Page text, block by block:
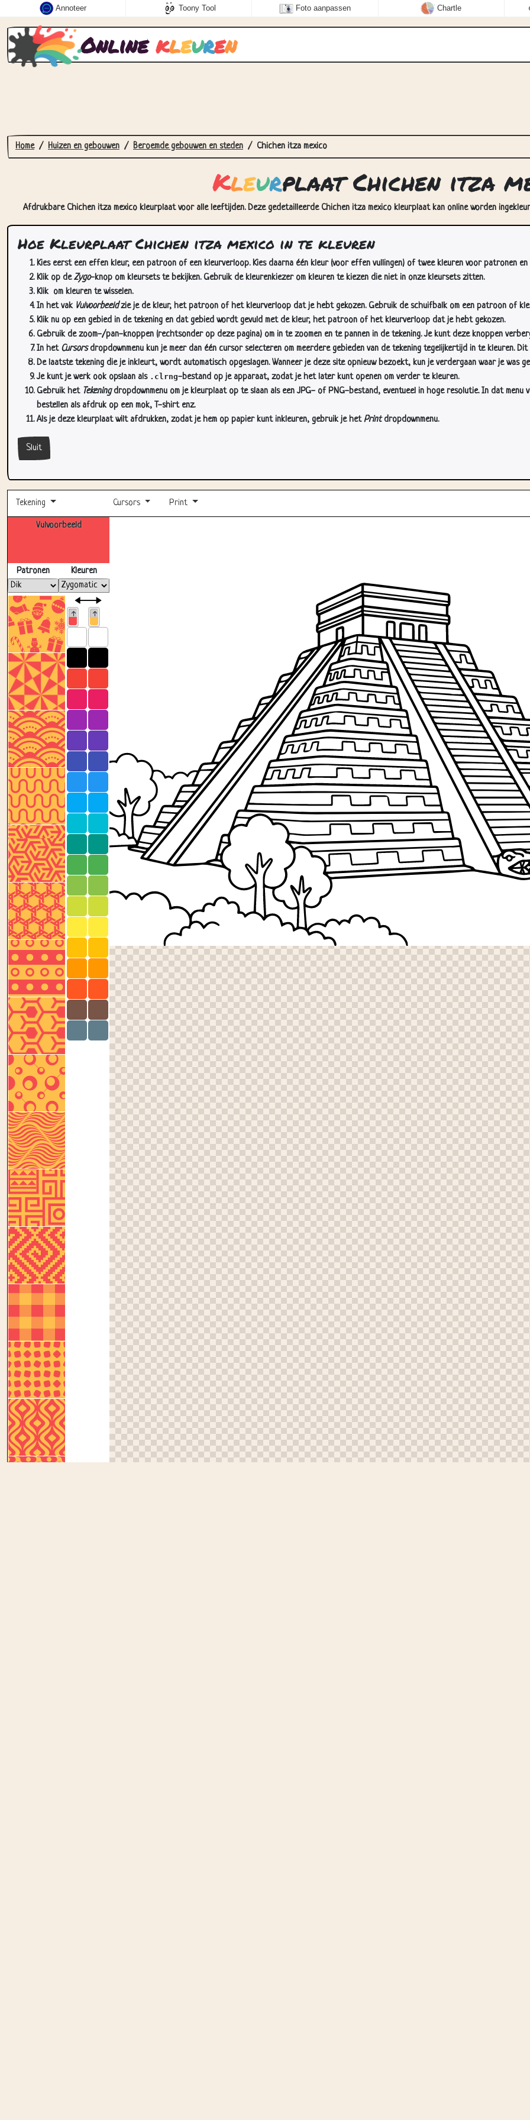
Annoteer Toony Tool Foto aanpassen Chartle
Online kleuren
Home Huizen en gebouwen Beroemde gebouwen en steden Chichen itza mexico
Kleurplaat Chichen itza
Afdrukbare Chichen itza mexico kleurplaat voor alle leeftijden. Deze gedetailleerde Chichen itza mexico kleurplaat kan online worden
Hoe Kleurplaat Chichen itza mexico in te kleuren
Kies eerst een effen kleur, een patroon of een kleurverloop. Kies daarna één kleur (voor effen vullingen) of twee kleuren voor patronen en
Klik op deZygo-knop om kleursets te bekijken. Gebruik de kleurenkiezer om kleuren te kiezen die niet in onze kleursets zitten.
Klik om kleuren te wisselen.
In het vak Vulvoorbeeldzie je de kleur, het patroon of het kleurverloop dat je hebt gekozen. Gebruik de schuifbalk om een patroon of
Klik nu op een gebied in de tekening en dat gebied wordt gevuld met de kleur, het patroon of het kleurverloop dat je hebt gekozen.
Gebruik de zoom-/pan-knoppen (rechtsonder op deze pagina) om in te zoomen en te pannen in de tekening. Je kunt deze knoppen
In het Cursorsdropdownmenu kun je meer dan één cursor selecteren om meerdere gebieden van de tekening tegelijkertijd in te kleuren. Dit
De laatste tekening die je inkleurt, wordt automatisch opgeslagen. Wanneer je deze site opnieuw bezoekt, kun je verdergaan waar je was
Je kunt je werk ook opslaan als .clrng-bestand op je apparaat, zodat je het later kunt openen om verder te kleuren.
Gebruik het Tekeningdropdownmenu om je kleurplaat op te slaan als een JPG- of PNG-bestand, eventueel in hoge resolutie. In dat
bestellen als afdruk op een mok, T-shirt enz.
Als je deze kleurplaat wilt afdrukken, zodat je hem op papier kunt inkleuren, gebruik je hetPrintdropdownmenu.
Sluit
Tekening Cursors Print
Vulvoorbeeld
Patronen Kleuren